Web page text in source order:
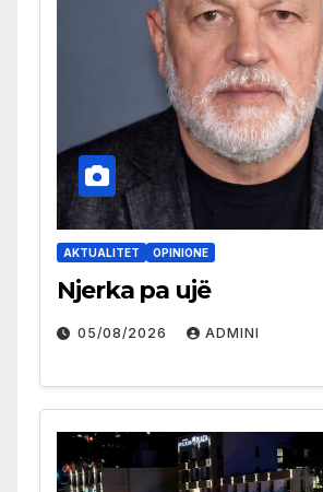
AKTUALITET OPINIONE
Njerka pa ujë
05/08/2026 ADMINI